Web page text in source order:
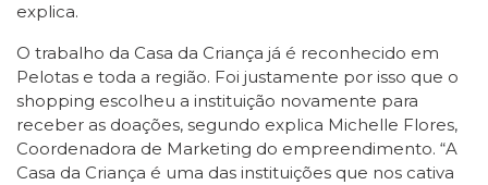
explica.
O trabalho da Casa da Criança já é reconhecido em
Pelotas e toda a região. Foi justamente por isso que o
shopping escolheu a instituição novamente para
receber as doações, segundo explica Michelle Flores,
Coordenadora de Marketing do empreendimento. “A
Casa da Criança é uma das instituições que nos cativa